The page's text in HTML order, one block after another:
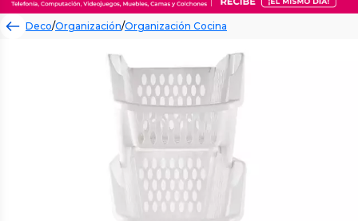
Deco/Organización/Organización Cocina